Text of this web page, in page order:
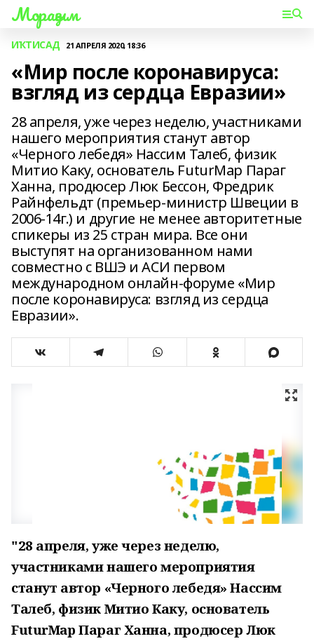
Мораҙым
ИҠТИСАД 21 АПРЕЛЯ 2020, 18:36
«Мир после коронавируса:
взгляд из сердца Евразии»
28 апреля, уже через неделю, участниками
нашего мероприятия станут автор
«Черного лебедя» Нассим Талеб, физик
Митио Каку, основатель FuturMap Параг
Ханна, продюсер Люк Бессон, Фредрик
Райнфельдт (премьер-министр Швеции в
2006-14г.) и другие не менее авторитетные
спикеры из 25 стран мира. Все они
выступят на организованном нами
совместно с ВШЭ и АСИ первом
международном онлайн-форуме «Мир
после коронавируса: взгляд из сердца
Евразии».
"28 апреля, уже через неделю,
участниками нашего мероприятия
станут автор «Черного лебедя» Нассим
Талеб, физик Митио Каку, основатель
FuturMap Параг Ханна, продюсер Люк